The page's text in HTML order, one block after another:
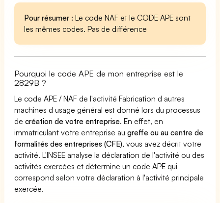
Pour résumer : Le code NAF et le CODE APE sont
les mêmes codes. Pas de différence
Pourquoi le code APE de mon entreprise est le
2829B ?
Le code APE / NAF de l'activité Fabrication d autres
machines d usage général est donné lors du processus
decréation de votre entreprise. En effet, en
immatriculant votre entreprise augreffe ou au centre de
formalités des entreprises (CFE), vous avez décrit votre
activité. L'INSEE analyse la déclaration de l'activité ou des
activités exercées et détermine un code APE qui
correspond selon votre déclaration à l'activité principale
exercée.